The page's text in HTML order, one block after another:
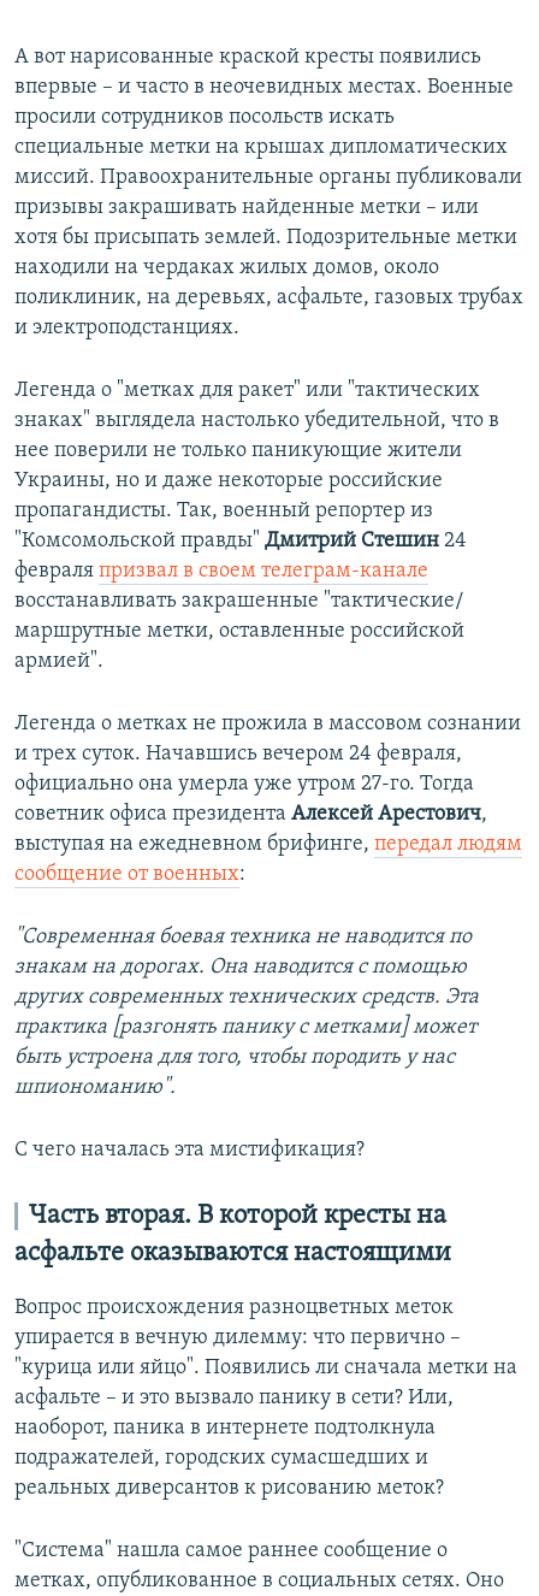
А вот нарисованные краской кресты появились
впервые – и часто в неочевидных местах. Военные
просили сотрудников посольств искать
специальные метки на крышах дипломатических
миссий. Правоохранительные органы публиковали
призывы закрашивать найденные метки – или
хотя бы присыпать землей. Подозрительные метки
находили на чердаках жилых домов, около
поликлиник, на деревьях, асфальте, газовых трубах
и электроподстанциях.
Легенда о "метках для ракет" или "тактических
знаках" выглядела настолько убедительной, что в
нее поверили не только паникующие жители
Украины, но и даже некоторые российские
пропагандисты. Так, военный репортер из
"Комсомольской правды" Дмитрий Стешин 24
февраля призвал в своем телеграм-канале
восстанавливать закрашенные "тактические/
маршрутные метки, оставленные российской
армией".
Легенда о метках не прожила в массовом сознании
и трех суток. Начавшись вечером 24 февраля,
официально она умерла уже утром 27-го. Тогда
советник офиса президента Алексей Арестович,
выступая на ежедневном брифинге, передал людям
сообщение от военных:
"Современная боевая техника не наводится по
знакам на дорогах. Она наводится с помощью
других современных технических средств. Эта
практика [разгонять панику с метками] может
быть устроена для того, чтобы породить у нас
шпиономанию".
С чего началась эта мистификация?
Часть вторая. В которой кресты на
асфальте оказываются настоящими
Вопрос происхождения разноцветных меток
упирается в вечную дилемму: что первично –
"курица или яйцо". Появились ли сначала метки на
асфальте – и это вызвало панику в сети? Или,
наоборот, паника в интернете подтолкнула
подражателей, городских сумасшедших и
реальных диверсантов к рисованию меток?
"Система" нашла самое раннее сообщение о
метках, опубликованное в социальных сетях. Оно